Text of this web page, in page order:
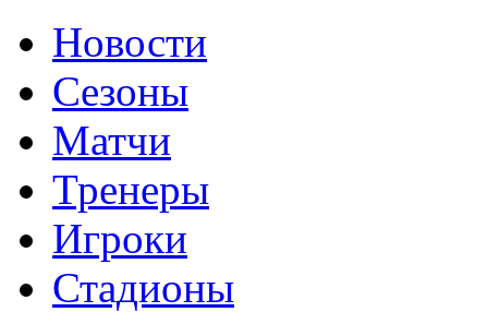
Новости
Сезоны
Матчи
Тренеры
Игроки
Стадионы